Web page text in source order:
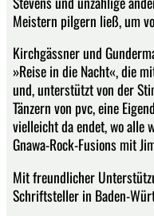
Meistern pilgern ließ, um
Kirchgässner und
»Reise in die Nacht«, die
und, unterstützt von der
Tänzern von pvc, eine
vielleicht da endet, wo alle
Gnawa-Rock-Fusions mit
Mit freundlicher
Schriftsteller in Baden-